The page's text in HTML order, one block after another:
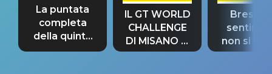
La puntata
completa
della quinta
tappa
IL GT WORLD
CHALLENGE
DI MISANO si
riconferma
Bresh:
non si
fino alla